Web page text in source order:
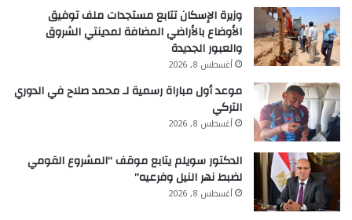
وزيرة الإسكان تتابع مستجدات ملف توفيق
الأوضاع بالأراضي المضافة لمدينتي الشروق
والعبور الجديدة
أغسطس 8, 2026
موعد أول مباراة رسمية لـ محمد صلاح في الدوري
التركي
أغسطس 8, 2026
الدكتور سويلم يتابع موقف “المشروع القومي
لضبط نهر النيل وفرعيه”
أغسطس 8, 2026